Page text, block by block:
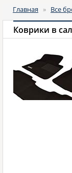
Главная » Все
Коврики в